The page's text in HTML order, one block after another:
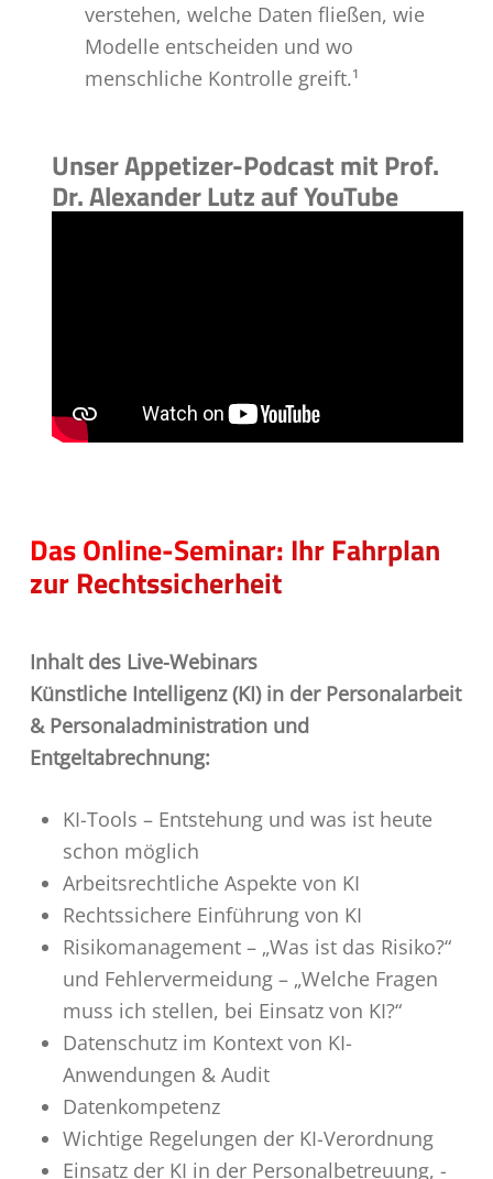
verstehen, welche Daten fließen, wie
Modelle entscheiden und wo
menschliche Kontrolle greift.¹
Unser Appetizer-Podcast mit Prof.
Dr. Alexander Lutz auf YouTube
Das Online-Seminar: Ihr Fahrplan
zur Rechtssicherheit
Inhalt des Live-Webinars
Künstliche Intelligenz (KI) in der Personalarbeit
& Personaladministration und
Entgeltabrechnung:
KI-Tools – Entstehung und was ist heute
schon möglich
Arbeitsrechtliche Aspekte von KI
Rechtssichere Einführung von KI
Risikomanagement – „Was ist das Risiko?“
und Fehlervermeidung – „Welche Fragen
muss ich stellen, bei Einsatz von KI?“
Datenschutz im Kontext von KI-
Anwendungen & Audit
Datenkompetenz
Wichtige Regelungen der KI-Verordnung
Einsatz der KI in der Personalbetreuung, -